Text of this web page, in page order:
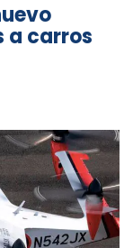
a carros